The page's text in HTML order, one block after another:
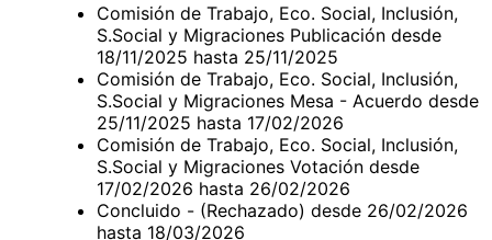
Comisión de Trabajo, Eco. Social, Inclusión,
S.Social y Migraciones Publicación desde
18/11/2025 hasta 25/11/2025
Comisión de Trabajo, Eco. Social, Inclusión,
S.Social y Migraciones Mesa - Acuerdo desde
25/11/2025 hasta 17/02/2026
Comisión de Trabajo, Eco. Social, Inclusión,
S.Social y Migraciones Votación desde
17/02/2026 hasta 26/02/2026
Concluido - (Rechazado) desde 26/02/2026
hasta 18/03/2026